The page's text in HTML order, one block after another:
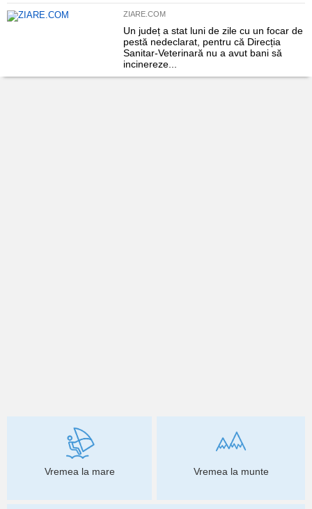
ZIARE.COM
Un județ a stat luni de zile cu un focar de
pestă nedeclarat, pentru că Direcția
Sanitar-Veterinară nu a avut bani să
incinereze...
Vremea la mare Vremea la munte